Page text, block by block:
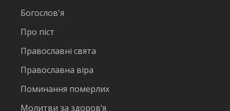
Богослов'я
Про піст
Православні свята
Православна віра
Поминання померлих
Молитви за здоров’я